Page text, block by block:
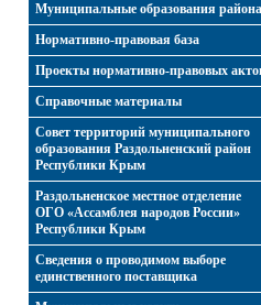
Муниципальные образования района
Нормативно-правовая база
Проекты нормативно-правовых
Справочные материалы
Совет территорий муниципального
образования Раздольненский район
Республики Крым
Раздольненское местное отделение
ОГО «Ассамблея народов России»
Республики Крым
Cведения о проводимом выборе
единственного поставщика